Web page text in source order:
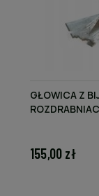
GŁOWICA Z
155,00 zł